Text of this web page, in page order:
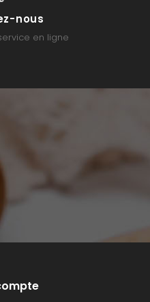
nous
en ligne